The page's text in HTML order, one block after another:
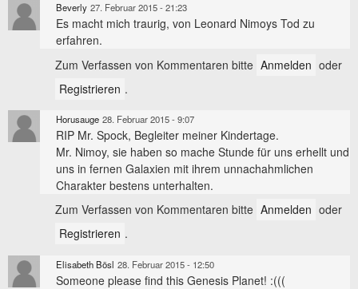
Beverly 27. Februar 2015 - 21:23
Es macht mich traurig, von Leonard Nimoys Tod zu
erfahren.
Zum Verfassen von Kommentaren bitte Anmelden oder
Registrieren .
Horusauge 28. Februar 2015 - 9:07
RIP Mr. Spock, Begleiter meiner Kindertage.
Mr. Nimoy, sie haben so mache Stunde für uns erhellt und
uns in fernen Galaxien mit ihrem unnachahmlichen
Charakter bestens unterhalten.
Zum Verfassen von Kommentaren bitte Anmelden oder
Registrieren .
Elisabeth Bösl 28. Februar 2015 - 12:50
Someone please find this Genesis Planet! :(((